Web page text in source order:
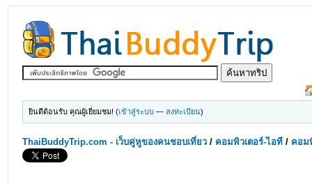
ยินดีต้อนรับ คุณผู้เยี่ยมชม! (เข้าสู่ระบบ — ลงทะเบียน)
ThaiBuddyTrip.com - เว็บคู่หูของคนชอบเที่ยว / คอมพิวเตอร์-ไอที / คอม